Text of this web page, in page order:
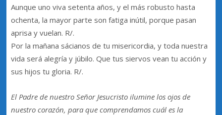
Aunque uno viva setenta años, y el más robusto hasta
ochenta, la mayor parte son fatiga inútil, porque pasan
aprisa y vuelan. R/.
Por la mañana sácianos de tu misericordia, y toda nuestra
vida será alegría y júbilo. Que tus siervos vean tu acción y
sus hijos tu gloria. R/.
El Padre de nuestro Señor Jesucristo ilumine los ojos de
nuestro corazón, para que comprendamos cuál es la